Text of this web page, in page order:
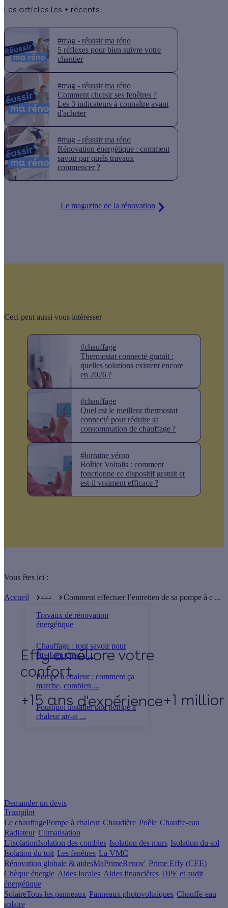
Les articles les + récents
#mag - réussir ma réno
5 réflexes pour bien suivre votre
chantier
#mag - réussir ma réno
Comment choisir ses fenêtres ?
Les 3 indicateurs à connaître avant
d'acheter
#mag - réussir ma réno
Rénovation énergétique : comment
savoir par quels travaux
commencer ?
Le magazine de la rénovation
Ceci peut aussi vous intéresser
#chauffage
Thermostat connecté gratuit :
quelles solutions existent encore
en 2026 ?
#chauffage
Quel est le meilleur thermostat
connecté pour réduire sa
consommation de chauffage ?
#lorraine véron
Boîtier Voltalis : comment
fonctionne ce dispositif gratuit et
est-il vraiment efficace ?
Vous êtes ici :
Accueil . . .
Travaux de rénovation
énergétique
Chauffage : tout savoir pour
être bien chez s ...
Pompe à chaleur : comment ça
marche, combien ...
Pourquoi installer une pompe à
chaleur air-ai ...
Comment effectuer l’entretien de sa pompe à c ...
Effy
+15 ans d'expérience+1
Demander un devis
Trustpilot
Le chauffagePompe à chaleur Chaudière Poêle Chauffe-eau
Radiateur Climatisation
L'isolationIsolation des combles Isolation des murs Isolation du sol
Isolation du toit Les fenêtres La VMC
Rénovation globale & aidesMaPrimeRenov' Prime Effy (CEE)
Chèque énergie Aides locales Aides financières DPE et audit
énergétique
SolaireTous les panneaux Panneaux photovoltaïques Chauffe-eau
solaire